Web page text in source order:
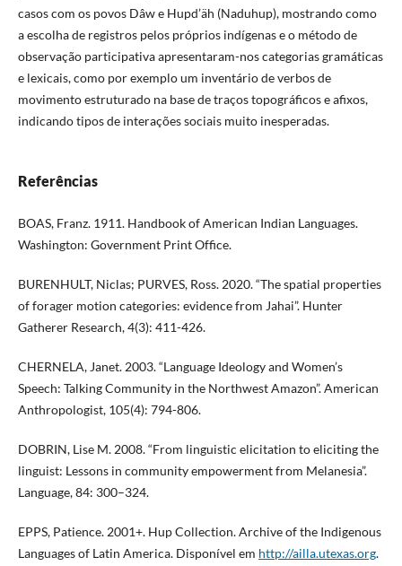
casos com os povos Dâw e Hupd’äh (Naduhup), mostrando como
a escolha de registros pelos próprios indígenas e o método de
observação participativa apresentaram-nos categorias gramáticas
e lexicais, como por exemplo um inventário de verbos de
movimento estruturado na base de traços topográficos e afixos,
indicando tipos de interações sociais muito inesperadas.
Referências
BOAS, Franz. 1911. Handbook of American Indian Languages.
Washington: Government Print Office.
BURENHULT, Niclas; PURVES, Ross. 2020. “The spatial properties
of forager motion categories: evidence from Jahai”. Hunter
Gatherer Research, 4(3): 411-426.
CHERNELA, Janet. 2003. “Language Ideology and Women’s
Speech: Talking Community in the Northwest Amazon”. American
Anthropologist, 105(4): 794-806.
DOBRIN, Lise M. 2008. “From linguistic elicitation to eliciting the
linguist: Lessons in community empowerment from Melanesia”.
Language, 84: 300–324.
EPPS, Patience. 2001+. Hup Collection. Archive of the Indigenous
Languages of Latin America. Disponível em http://ailla.utexas.org.